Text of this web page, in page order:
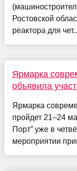
Ростовской
реактора для
Ярмарка
объявила
Ярмарка
пройдет 21–24
Порт” уже в
мероприятии